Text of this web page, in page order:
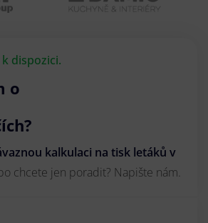
dispozici.
o
kalkulaci na tisk letáků v
chcete jen poradit? Napište nám.